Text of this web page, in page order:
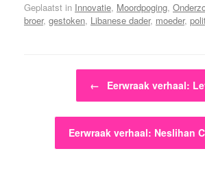
Geplaatst in Innovatie, Moordpoging,
broer, gestoken, Libanese dader, moeder,
Bericht navigatie
← Eerwraak verhaal:
Eerwraak verhaal: Neslihan